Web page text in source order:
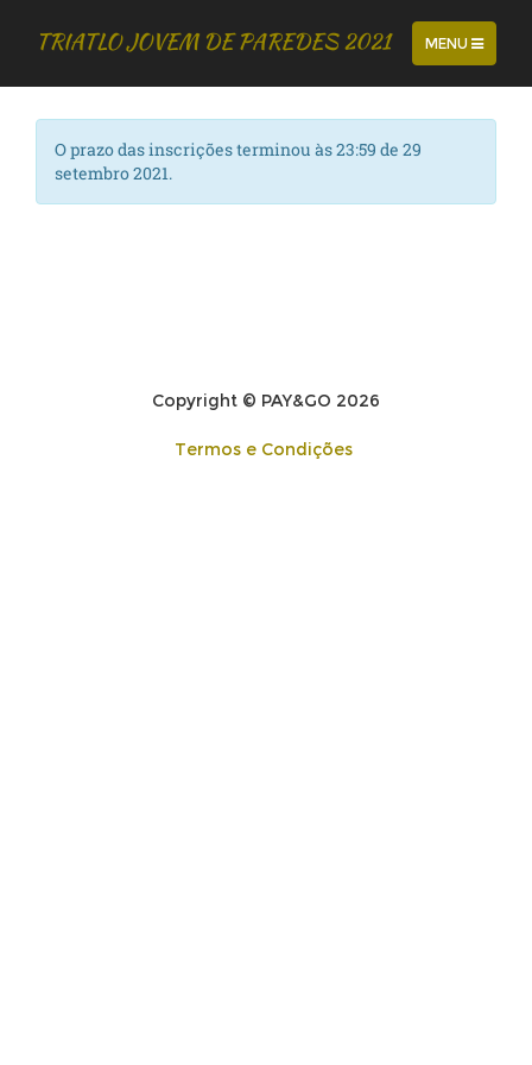
TOGGLE
NAVIGATION
MENU
TRIATLO JOVEM DE PAREDES 2021
O prazo das inscrições terminou às 23:59 de 29
setembro 2021.
Copyright © PAY&GO 2026
Termos e Condições